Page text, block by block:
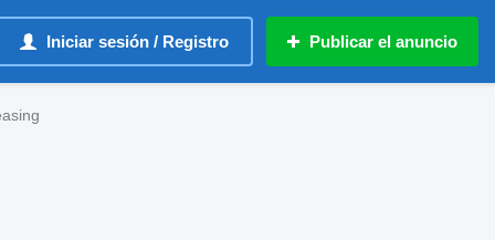
Iniciar sesión / Registro Publicar el anuncio